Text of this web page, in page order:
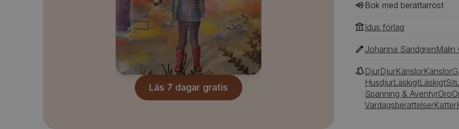
Läs 7 dagar gratis
Bok med berättarröst
Idus förlag
Johanna SandgrenMalin
DjurDjurKänslorKänslor
HusdjurLäskigtLäskigt
Spänning & ÄventyrOro
VardagsberättelserKatter